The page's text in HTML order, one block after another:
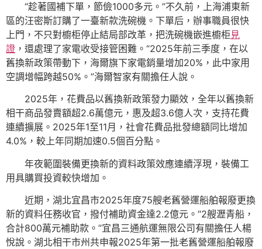
“趁著國補下單，節儉1000多元。”不久前，上海浦東新
區的汪密斯訂購了一臺新款洗碗機。下單后，辦事職員很快
上門，不只對櫥柜停止結局部改革，把洗碗機嵌進櫥柜見
證 ，還處理了家電收受接管困難。“2025年前三季度，在以
舊換新政策帶動下，海爾旗下家電銷量增加20%，此中家用
空調增幅跨越50%。”海爾智家有關擔任人說。
2025年，花費品以舊換新政策發力顯效，全年以舊換新
相干商品發賣額超2.6萬億元，惠及超3.6億人次，支持花費
連續擴展。2025年1至11月，社會花費品批發總額同比增加
4.0%，較上年同期加速0.5個百分點。
年夜範圍裝備更換新的資料政策效應連續浮現，裝備工
用具購買投資較快增加。
近期，湖北宜昌市2025年度75艘老舊營運船舶報廢更換
新的資料任務收官，撥付補助資金達2.2億元。“2艘瀝青船，
合計800萬元補助款。”宜昌三通航運無限公司有關擔任人楊
悅說。湖北相干市州共申報2025年第一批老舊營運船舶報廢